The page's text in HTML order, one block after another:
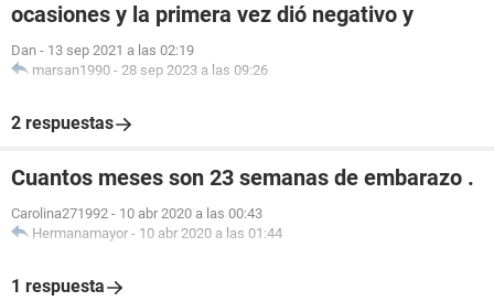
ocasiones y la primera vez dió negativo y
Dan - 13 sep 2021 a las 02:19
marsan1990 - 28 sep 2023 a las 09:26
2 respuestas
Cuantos meses son 23 semanas de embarazo .
Carolina271992 - 10 abr 2020 a las 00:43
Hermanamayor - 10 abr 2020 a las 01:44
1 respuesta